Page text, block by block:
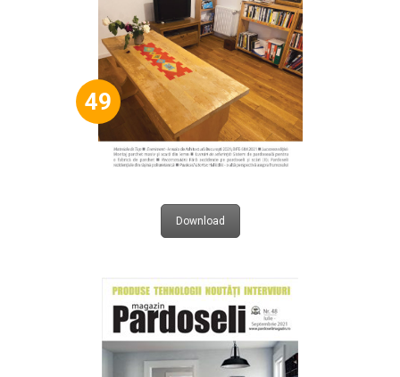
49
Download